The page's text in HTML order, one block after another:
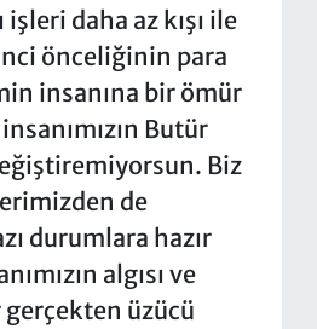
daha az kışı ile
önceliğinin para
insanına bir ömür
Butür
Biz
de
durumlara hazır
algısı ve
üzücü